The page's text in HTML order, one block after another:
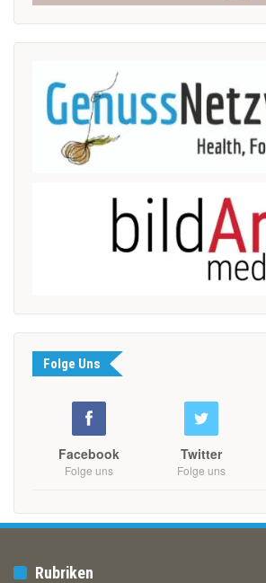
Folge Uns
Facebook
Folge uns
Twitter
Folge uns
Rubriken